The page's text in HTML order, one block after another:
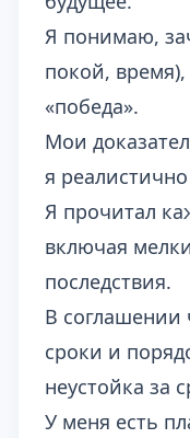
Я понимаю,
покой, время),
«победа».
Мои
я
Я прочитал
включая
последствия.
В соглашении
сроки и
неустойка за
У меня есть